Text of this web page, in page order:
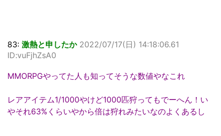
83: 激熱と申したか 2022/07/17(日) 14:18:06.61
ID:vuFjhZsA0
MMORPGやってた人も知ってそうな数値やなこれ
レアアイテム1/1000やけど1000匹狩ってもでーへん！い
やそれ63%くらいやから倍は狩れみたいなのよくあるし